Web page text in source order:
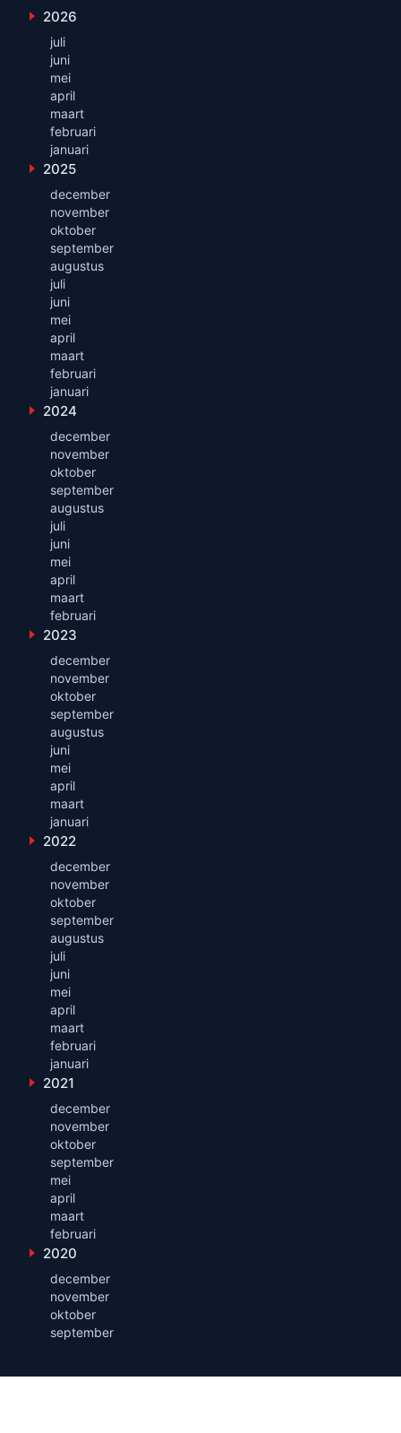
Toon maanden uit 2026
2026
juli
juni
mei
april
maart
februari
januari
Toon maanden uit 2025
2025
december
november
oktober
september
augustus
juli
juni
mei
april
maart
februari
januari
Toon maanden uit 2024
2024
december
november
oktober
september
augustus
juli
juni
mei
april
maart
februari
Toon maanden uit 2023
2023
december
november
oktober
september
augustus
juni
mei
april
maart
januari
Toon maanden uit 2022
2022
december
november
oktober
september
augustus
juli
juni
mei
april
maart
februari
januari
Toon maanden uit 2021
2021
december
november
oktober
september
mei
april
maart
februari
Toon maanden uit 2020
2020
december
november
oktober
september